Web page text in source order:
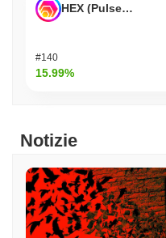
HEX (Pulsechain)
#140
15.99%
Notizie